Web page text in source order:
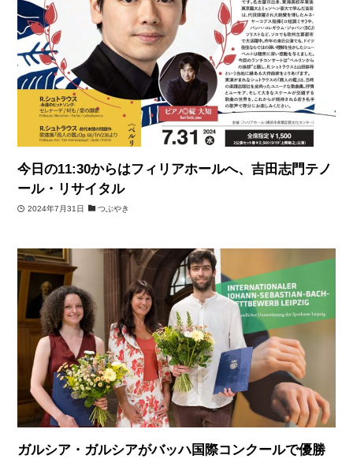
今日の11:30からはフィリアホールへ、吉田志門テノ
ール・リサイタル
2024年7月31日 つぶやき
ガルシア・ガルシアがバッハ国際コンクールで優勝